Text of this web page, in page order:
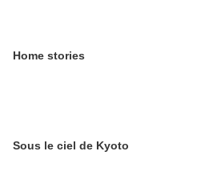
Home stories
Sous le ciel de Kyoto